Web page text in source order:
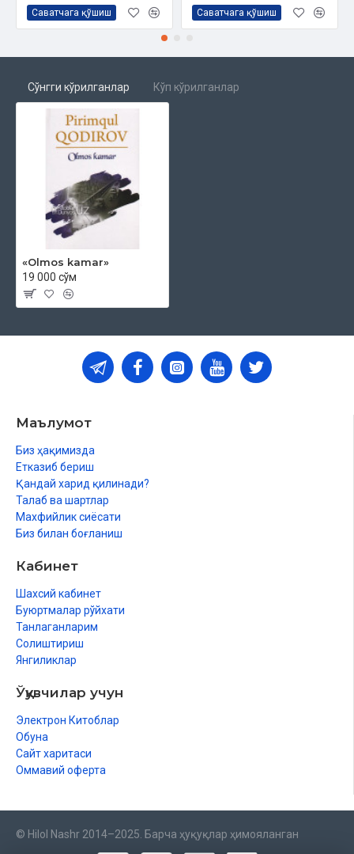
Саватчага қўшиш Саватчага қўшиш
Сўнгги кўрилганлар Кўп кўрилганлар
«Olmos kamar»‎
19 000 сўм
Маълумот
Биз ҳақимизда
Етказиб бериш
Қандай харид қилинади?
Талаб ва шартлар
Махфийлик сиёсати
Биз билан боғланиш
Кабинет
Шахсий кабинет
Буюртмалар рўйхати
Танлаганларим
Солиштириш
Янгиликлар
Ўқувчилар учун
Электрон Китоблар
Обуна
Сайт харитаси
Оммавий оферта
© Hilol Nashr 2014–2025. Барча ҳуқуқлар ҳимояланган